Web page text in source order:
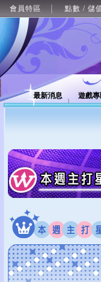
會員特區 點數 / 儲
最新消息 遊戲